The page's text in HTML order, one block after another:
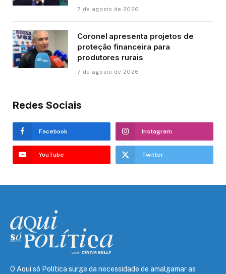
7 de agosto de 2026
Coronel apresenta projetos de
proteção financeira para
produtores rurais
7 de agosto de 2026
Redes Sociais
Facebook Instagram
YouTube Twitter
O Aqui só Política surge da necessidade de amalgamar as